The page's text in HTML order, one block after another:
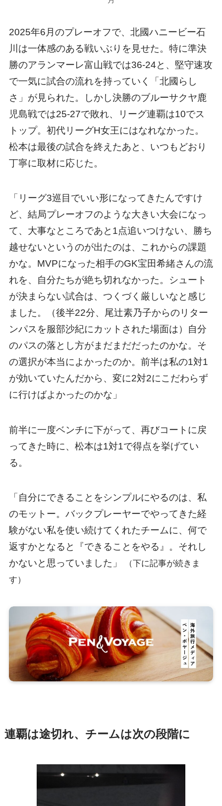
2025年6月のプレーオフで、北國ハニービー石
川は一体感のある戦いぶりを見せた。特に準決
勝のアランマーレ富山戦では36-24と、堅守速攻
で一気に試合の流れを持っていく「北國らし
さ」が見られた。しかし決勝のブルーサクヤ鹿
児島戦では25-27で敗れ、リーグ連覇は10でス
トップ。初代リーグH女王にはなれなかった。
松本は最後の試合を終えたあと、いつもどおり
丁寧に取材に応じた。
「リーグ3巡目でいい形になってきたんですけ
ど、結局プレーオフのような大きい大会になっ
て、大事なところであと1点追いつけない、勝ち
越せないというのが出たのは、これからの課題
かな。MVPになった相手のGK宝田希緒さんの流
れを、自分たちが絶ち切れなかった。シュート
が決まらない試合は、つくづく厳しいなと感じ
ました。（後半22分、尾辻素乃子からのリター
ンパスを服部沙紀にカットされた場面は）自分
のパスの落とし方がまだまだだったのかな。そ
の選択が本当によかったのか。前半は私の1対1
が効いていたんだから、変に2対2にこだわらず
に行けばよかったのかな」
前半に一度ベンチに下がって、再びコートに戻
ってきた時に、松本は1対1で得点を挙げてい
る。
「自分にできることをシンプルにやるのは、私
のモットー。バックプレーヤーでやってきた経
験がない私を使い続けてくれたチームに、何で
返すかとなると『できることをやる』。それし
かないと思っていました」
（下に記事が続きま
す）
連覇は途切れ、チームは次の段階に